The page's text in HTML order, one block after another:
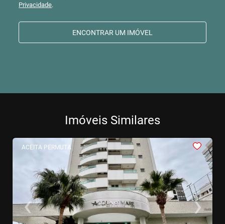
Privacidade.
ENCONTRAR UM IMÓVEL
Imóveis Similares
ACEITA PERMUTA
<<<
‹Previous ›Next